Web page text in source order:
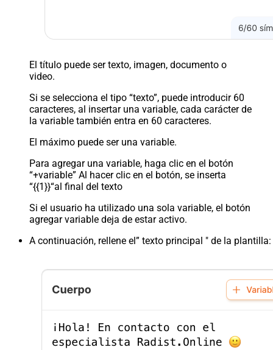
El título puede ser texto, imagen, documento o
video.
Si se selecciona el tipo “texto”, puede introducir 60
caracteres, al insertar una variable, cada carácter de
la variable también entra en 60 caracteres.
El máximo puede ser una variable.
Para agregar una variable, haga clic en el botón
“+variable” Al hacer clic en el botón, se inserta
“{{1}}“al final del texto
Si el usuario ha utilizado una sola variable, el botón
agregar variable deja de estar activo.
A continuación, rellene el” texto principal " de la plantilla: